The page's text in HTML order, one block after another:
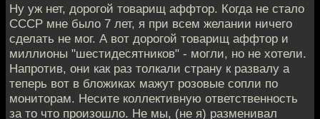
Ну уж нет, дорогой товарищ аффтор. Когда не стало
СССР мне было 7 лет, я при всем желании ничего
сделать не мог. А вот дорогой товарищ аффтор и
миллионы "шестидесятников" - могли, но не хотели.
Напротив, они как раз толкали страну к развалу а
теперь вот в бложиках мажут розовые сопли по
мониторам. Несите коллективную ответственность
за то что произошло. Не мы, (не я) разменивал